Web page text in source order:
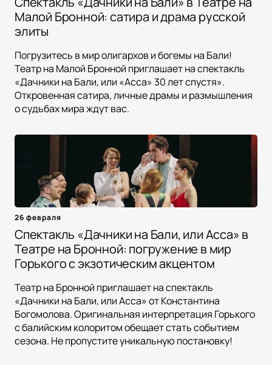
Малой Бронной: сатира и драма русской
элиты
Погрузитесь в мир олигархов и богемы на Бали!
Театр на Малой Бронной приглашает на спектакль
«Дачники на Бали, или «Асса» 30 лет спустя».
Откровенная сатира, личные драмы и размышления
о судьбах мира ждут вас.
26 февраля
Спектакль «Дачники на Бали, или Асса» в
Театре на Бронной: погружение в мир
Горького с экзотическим акцентом
Театр на Бронной приглашает на спектакль
«Дачники на Бали, или Асса» от Константина
Богомолова. Оригинальная интерпретация Горького
с балийским колоритом обещает стать событием
сезона. Не пропустите уникальную постановку!